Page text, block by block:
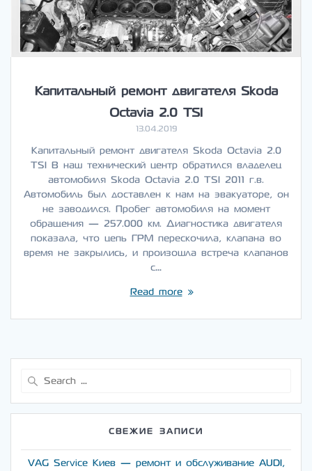
Капитальный ремонт двигателя Skoda
Octavia 2.0 TSI
13.04.2019
Капитальный ремонт двигателя Skoda Octavia 2.0
TSI В наш технический центр обратился владелец
автомобиля Skoda Octavia 2.0 TSI 2011 г.в.
Автомобиль был доставлен к нам на эвакуаторе, он
не заводился. Пробег автомобиля на момент
обращения — 257.000 км. Диагностика двигателя
показала, что цепь ГРМ перескочила, клапана во
время не закрылись, и произошла встреча клапанов
с…
Read more
СВЕЖИЕ ЗАПИСИ
VAG Service Киев — ремонт и обслуживание AUDI,